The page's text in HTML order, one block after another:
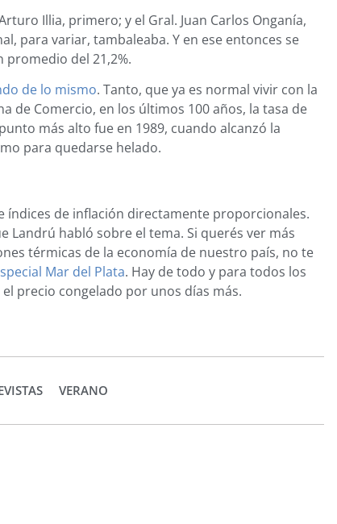
Illia, primero; y el Gral. Juan Carlos Onganía,
para variar, tambaleaba. Y en ese entonces se
promedio del 21,2%.
de lo mismo. Tanto, que ya es normal vivir con la
de Comercio, en los últimos 100 años, la tasa de
más alto fue en 1989, cuando alcanzó la
para quedarse helado.
índices de inflación directamente proporcionales.
Landrú habló sobre el tema. Si querés ver más
térmicas de la economía de nuestro país, no te
Mar del Plata. Hay de todo y para todos los
precio congelado por unos días más.
VERANO